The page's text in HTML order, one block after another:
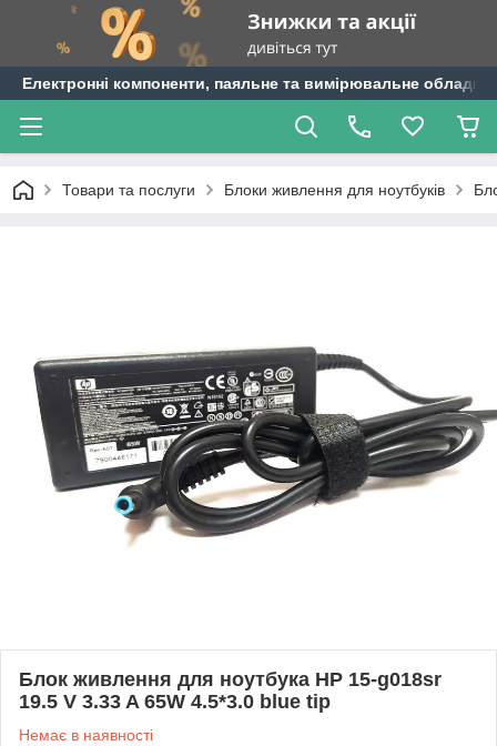
Електронні компоненти, паяльне та вимірювальне
Товари та послуги Блоки живлення для ноутбуків
Блок живлення для ноутбука HP 15-g018sr
19.5 V 3.33 A 65W 4.5*3.0 blue tip
Немає в наявності